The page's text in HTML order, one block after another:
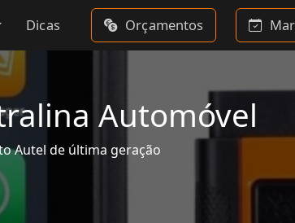
Dicas Orçamentos
Automóvel
Autel de última geração